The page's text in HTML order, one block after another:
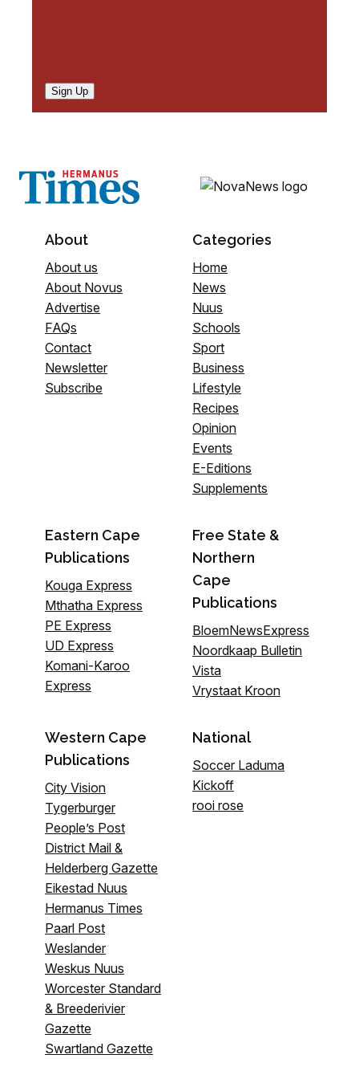
Sign Up
About
About us
About Novus
Advertise
FAQs
Contact
Newsletter
Subscribe
Categories
Home
News
Nuus
Schools
Sport
Business
Lifestyle
Recipes
Opinion
Events
E-Editions
Supplements
Eastern Cape
Publications
Kouga Express
Mthatha Express
PE Express
UD Express
Komani-Karoo
Express
Free State &
Northern
Cape
Publications
BloemNewsExpress
Noordkaap Bulletin
Vista
Vrystaat Kroon
Western Cape
Publications
City Vision
Tygerburger
People’s Post
District Mail &
Helderberg Gazette
Eikestad Nuus
Hermanus Times
Paarl Post
Weslander
Weskus Nuus
Worcester Standard
& Breederivier
Gazette
Swartland Gazette
National
Soccer Laduma
Kickoff
rooi rose